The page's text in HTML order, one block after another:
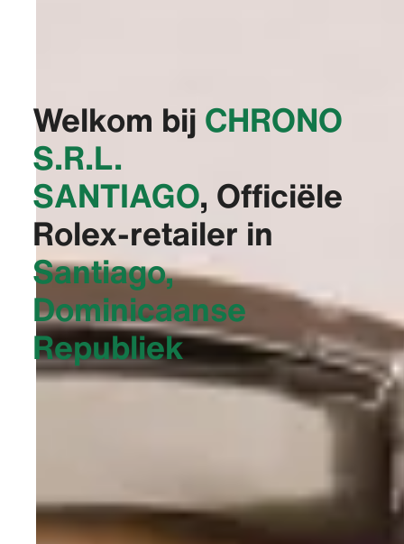
Welkom bij ‭CHRONO
S.R.L.
SANTIAGO‬, Officiële
Rolex-retailer in
Santiago,
Dominicaanse
Republiek